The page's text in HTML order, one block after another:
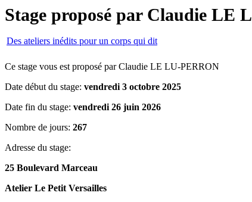
Stage proposé par Claudie LE
Des ateliers inédits pour un corps qui dit
Ce stage vous est proposé par Claudie LE LU-PERRON
Date début du stage: vendredi 3 octobre 2025
Date fin du stage: vendredi 26 juin 2026
Nombre de jours: 267
Adresse du stage:
25 Boulevard Marceau
Atelier Le Petit Versailles